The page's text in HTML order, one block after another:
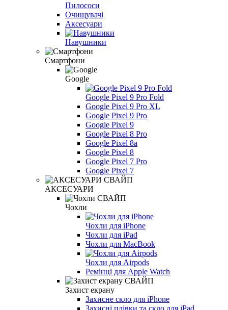
Пилососи
Очищувачі
Аксесуари
Навушники
Смартфони
Google
Google Pixel 9 Pro Fold
Google Pixel 9 Pro XL
Google Pixel 9 Pro
Google Pixel 9
Google Pixel 8 Pro
Google Pixel 8a
Google Pixel 8
Google Pixel 7 Pro
Google Pixel 7
АКСЕСУАРИ
Чохли
Чохли для iPhone
Чохли для iPad
Чохли для MacBook
Чохли для Airpods
Ремінці для Apple Watch
Захист екрану
Захисне скло для iPhone
Захисні плівки та скло для iPad